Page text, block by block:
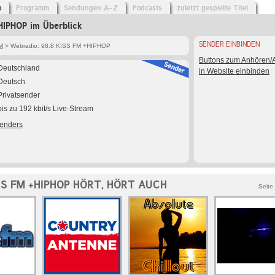
Programm Sendungen A-Z Podcasts zuletzt gespielte Titel
im Überblick
> Webradio: 98.8 KISS FM +HIPHOP
zu 192 kbit/s Live-Stream
SENDER EINBINDEN
Buttons zum Anhören/
in Website einbinden
FM +HIPHOP HÖRT, HÖRT AUCH Seite